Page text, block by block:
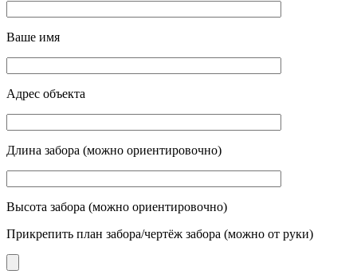
Ваше имя
Адрес объекта
Длина забора (можно ориентировочно)
Высота забора (можно ориентировочно)
Прикрепить план забора/чертёж забора (можно от руки)